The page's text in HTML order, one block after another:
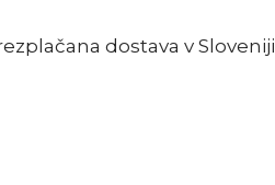
dostava v Sloveniji